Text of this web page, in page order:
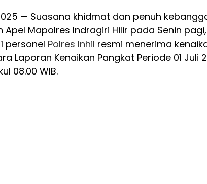
— Suasana khidmat dan penuh
Mapolres Indragiri Hilir pada Senin
personel Polres Inhil resmi menerima
Laporan Kenaikan Pangkat Periode 01 Juli
08.00 WIB.